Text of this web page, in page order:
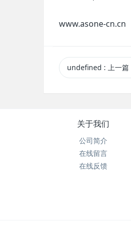
www.asone-cn.cn
undefined : 上一篇
关于我们
公司简介
在线留言
在线反馈